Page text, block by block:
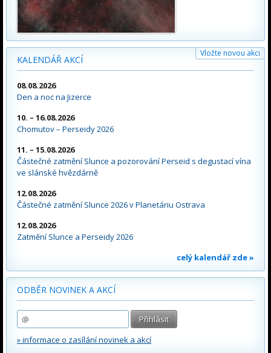
KALENDÁŘ AKCÍ
Vložte novou akci
08.08.2026
Den a noc na Jizerce
10. – 16.08.2026
Chomutov – Perseidy 2026
11. – 15.08.2026
Částečné zatmění Slunce a pozorování Perseid s degustací vína
ve slánské hvězdárně
12.08.2026
Částečné zatmění Slunce 2026 v Planetáriu Ostrava
12.08.2026
Zatmění Slunce a Perseidy 2026
celý kalendář zde »
ODBĚR NOVINEK A AKCÍ
» informace o zasílání novinek a akcí